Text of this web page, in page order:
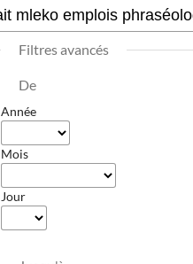
Filtres avancés
De
Année
Mois
Jour